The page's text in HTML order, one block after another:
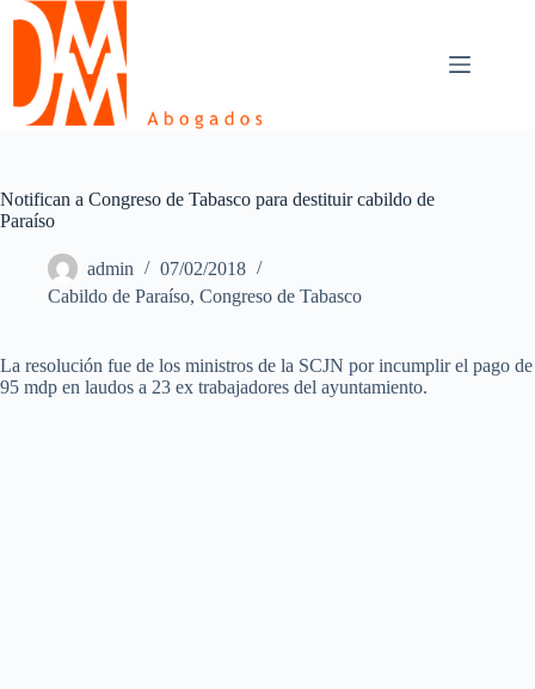
Skip
content
Notifican a Congreso de Tabasco para destituir cabildo de
Paraíso
admin
07/02/2018
Cabildo de Paraíso, Congreso de Tabasco
La resolución fue de los ministros de la SCJN por incumplir el pago de
95 mdp en laudos a 23 ex trabajadores del ayuntamiento.